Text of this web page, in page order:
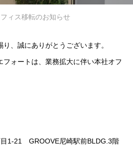
ィス移転のお知らせ
、誠にありがとうございます。
フォートは、業務拡大に伴い本社オフ
1-21 GROOVE尼崎駅前BLDG.3階